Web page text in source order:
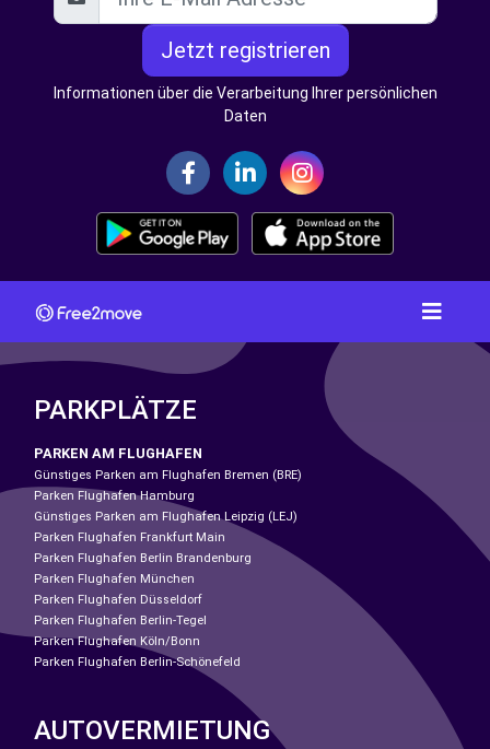
Jetzt registrieren
Informationen über die Verarbeitung Ihrer persönlichen
Daten
PARKPLÄTZE
PARKEN AM FLUGHAFEN
Günstiges Parken am Flughafen Bremen (BRE)
Parken Flughafen Hamburg
Günstiges Parken am Flughafen Leipzig (LEJ)
Parken Flughafen Frankfurt Main
Parken Flughafen Berlin Brandenburg
Parken Flughafen München
Parken Flughafen Düsseldorf
Parken Flughafen Berlin-Tegel
Parken Flughafen Köln/Bonn
Parken Flughafen Berlin-Schönefeld
AUTOVERMIETUNG